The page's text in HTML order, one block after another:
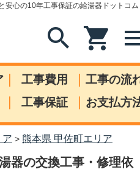
安心の10年工事保証の給湯器ドットコム
search shopping_cart
| 工事費用 | 工事の流
| 工事保証 | お支払方
ア > 熊本県 甲佐町エリア
器の交換工事・修理依